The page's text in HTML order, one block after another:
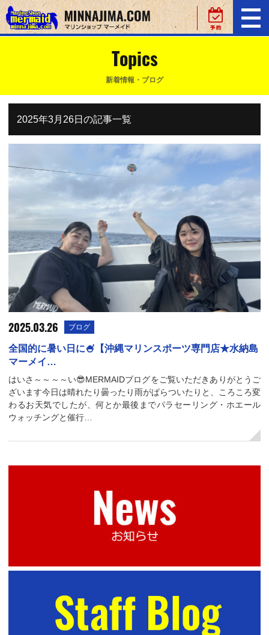
Topics
新着情報・ブログ
2025年3月26日の記事一覧
2025.03.26 ブログ
全国的に暑い日に🍧【沖縄マリンスポーツ専門店★水納島
マーメイ…
はいさ～～～～い😎MERMAIDブログをご覧いただきありがとうご
ざいます今日は晴れたり曇ったり雨がぱらついたりと、ころころ変
わるお天気でしたが、何とか最後までパラセーリング・ホエール
ウォッチングと催行…